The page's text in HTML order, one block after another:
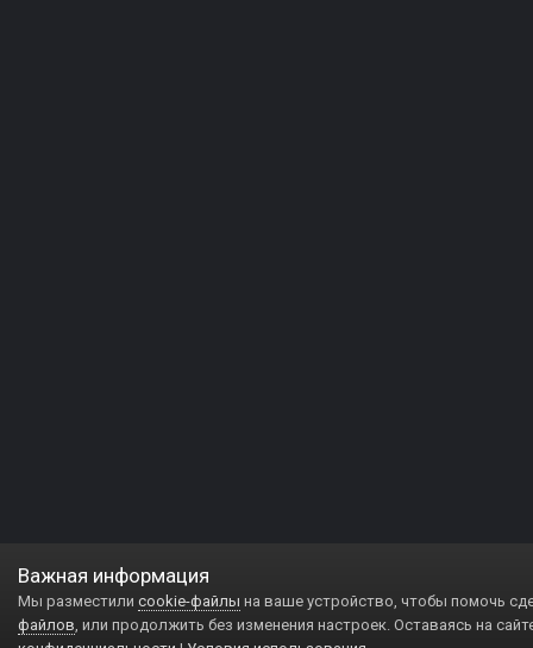
Важная информация
Мы разместили cookie-файлы на ваше устройство, чтобы помочь
файлов, или продолжить без изменения настроек. Оставаясь на